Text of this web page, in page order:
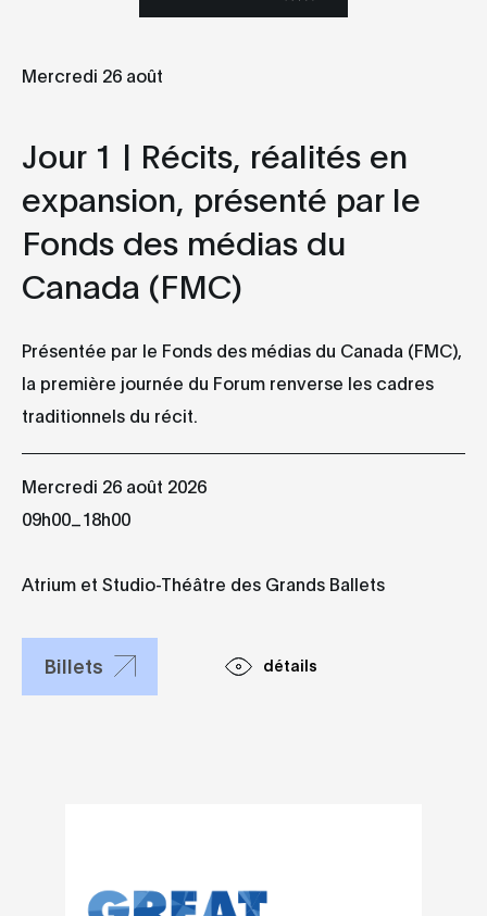
Mercredi 26 août
Jour 1 | Récits, réalités en
expansion, présenté par le
Fonds des médias du
Canada (FMC)
Présentée par le Fonds des médias du Canada (FMC),
la première journée du Forum renverse les cadres
traditionnels du récit.
Mercredi 26 août 2026
09h00 18h00
Atrium et Studio-Théâtre des Grands Ballets
Billets détails
26
AOÛT
Jour 1 | Récits,
réalités en
Fonds des
médias du
Atrium et
Studio-Théâtre
des Grands
Ballets
27
AOÛT
Jour 2 |
Technologies,
Atrium et
Ballets
présenté par
DistroKid
09h00
des Grands